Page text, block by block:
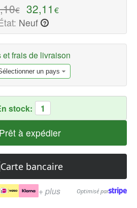
€ 32,11 €
Neuf ?
et frais de livraison
stock: 1
Prêt à expédier
Carte bancaire
+ plus Optimisé par